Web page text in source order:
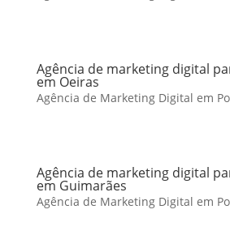
Agência de marketing digital
em Oeiras
Agência de Marketing Digital em
Agência de marketing digital
em Guimarães
Agência de Marketing Digital em